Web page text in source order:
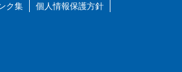
ク集 個人情報保護方針